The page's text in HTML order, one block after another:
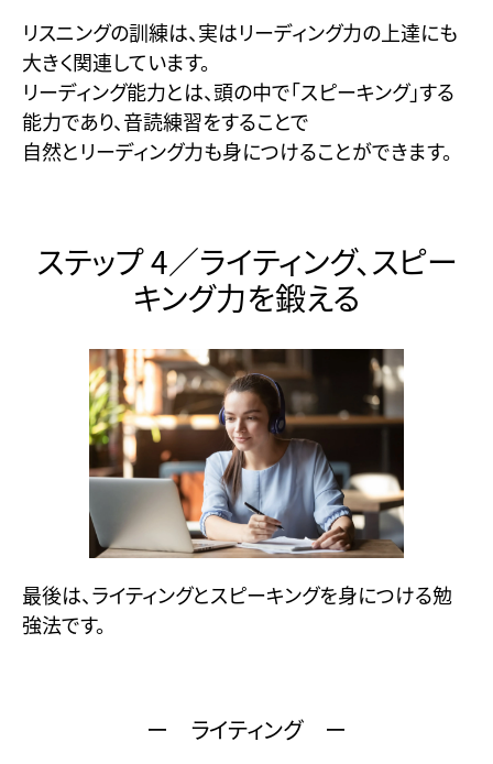
リスニングの訓練は、実はリーディング力の上達にも
大きく関連しています。
リーディング能力とは、頭の中で「スピーキング」する
能力であり、音読練習をすることで
自然とリーディング力も身につけることができます。
ステップ 4／ライティング、スピー
キング力を鍛える
最後は、ライティングとスピーキングを身につける勉
強法です。
ー ライティング ー